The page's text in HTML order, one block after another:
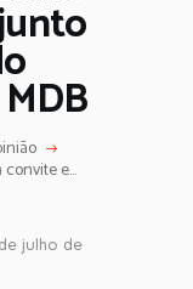
e...
julho de